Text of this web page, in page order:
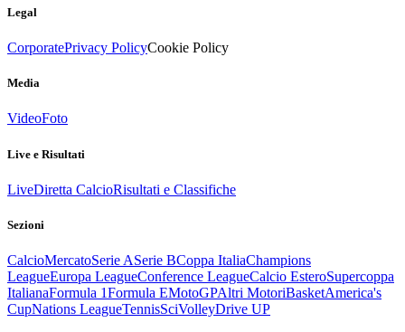
Legal
CorporatePrivacy PolicyCookie Policy
Media
VideoFoto
Live e Risultati
LiveDiretta CalcioRisultati e Classifiche
Sezioni
CalcioMercatoSerie ASerie BCoppa ItaliaChampions
LeagueEuropa LeagueConference LeagueCalcio EsteroSupercoppa
ItalianaFormula 1Formula EMotoGPAltri MotoriBasketAmerica's
CupNations LeagueTennisSciVolleyDrive UP